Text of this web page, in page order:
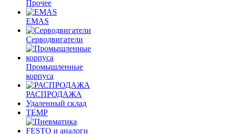
Прочее
EMAS
Cерводвигатели
Промышленные
корпуса
РАСПРОДАЖА
Удаленный склад
TEMP